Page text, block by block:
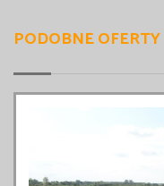
PODOBNE OFERTY